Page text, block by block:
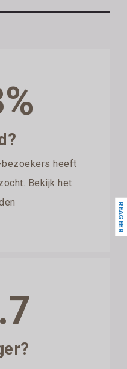
heeft
Bekijk het
REAGEER